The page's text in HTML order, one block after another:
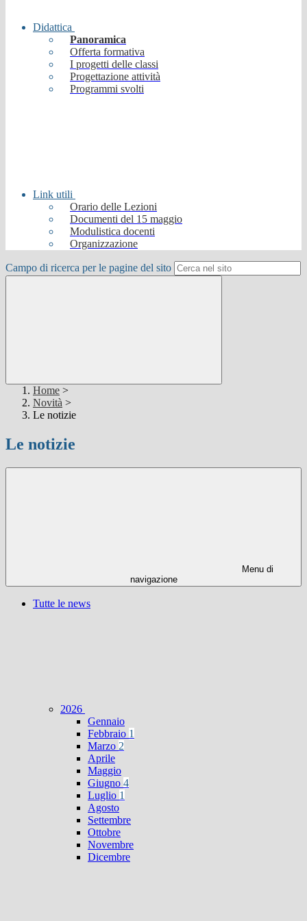
Didattica
Panoramica
Offerta formativa
I progetti delle classi
Progettazione attività
Programmi svolti
Link utili
Orario delle Lezioni
Documenti del 15 maggio
Modulistica docenti
Organizzazione
Campo di ricerca per le pagine del sito
Home >
Novità >
Le notizie
Le notizie
Menu di
navigazione
Tutte le news
2026
Gennaio
Febbraio 1
Marzo 2
Aprile
Maggio
Giugno 4
Luglio 1
Agosto
Settembre
Ottobre
Novembre
Dicembre